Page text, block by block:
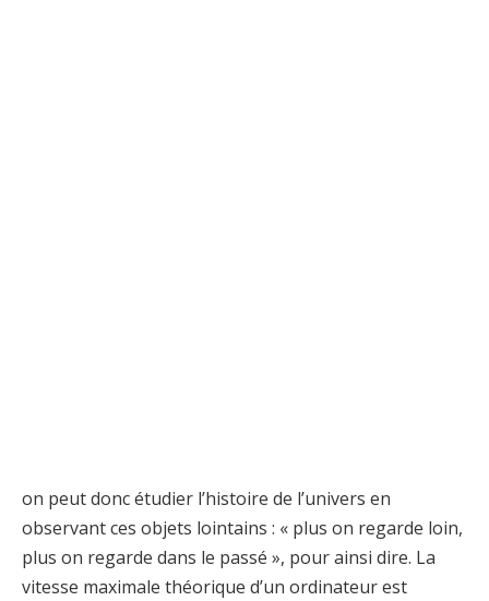
on peut donc étudier l’histoire de l’univers en
observant ces objets lointains : « plus on regarde loin,
plus on regarde dans le passé », pour ainsi dire. La
vitesse maximale théorique d’un ordinateur est